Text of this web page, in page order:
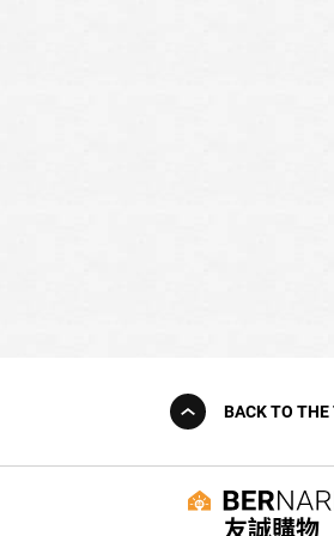
BACK TO THE
友誠購物